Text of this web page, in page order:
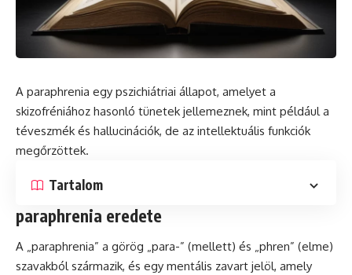
A paraphrenia egy pszichiátriai állapot, amelyet a
skizofréniához hasonló tünetek jellemeznek, mint például a
téveszmék és hallucinációk, de az intellektuális funkciók
megőrzöttek.
Tartalom
paraphrenia eredete
A „paraphrenia” a görög „para-” (mellett) és „phren” (elme)
szavakból származik, és egy mentális zavart jelöl, amely